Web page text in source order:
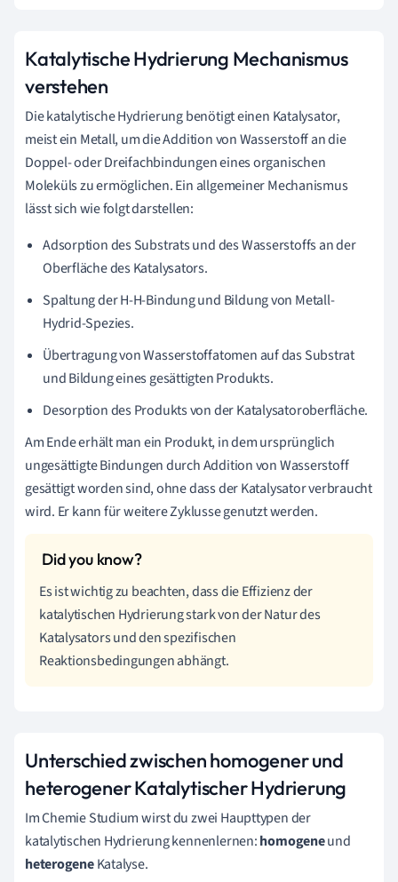
Katalytische Hydrierung Mechanismus
verstehen
Die katalytische Hydrierung benötigt einen Katalysator,
meist ein Metall, um die Addition von Wasserstoff an die
Doppel- oder Dreifachbindungen eines organischen
Moleküls zu ermöglichen. Ein allgemeiner Mechanismus
lässt sich wie folgt darstellen:
Adsorption des Substrats und des Wasserstoffs an der
Oberfläche des Katalysators.
Spaltung der H-H-Bindung und Bildung von Metall-
Hydrid-Spezies.
Übertragung von Wasserstoffatomen auf das Substrat
und Bildung eines gesättigten Produkts.
Desorption des Produkts von der Katalysatoroberfläche.
Am Ende erhält man ein Produkt, in dem ursprünglich
ungesättigte Bindungen durch Addition von Wasserstoff
gesättigt worden sind, ohne dass der Katalysator verbraucht
wird. Er kann für weitere Zyklusse genutzt werden.
Es ist wichtig zu beachten, dass die Effizienz der
katalytischen Hydrierung stark von der Natur des
Katalysators und den spezifischen
Reaktionsbedingungen abhängt.
Unterschied zwischen homogener und
heterogener Katalytischer Hydrierung
Im Chemie Studium wirst du zwei Haupttypen der
katalytischen Hydrierung kennenlernen:homogeneund
heterogeneKatalyse.